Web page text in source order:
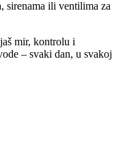
sirenama ili ventilima za
mir, kontrolu i
– svaki dan, u svakoj